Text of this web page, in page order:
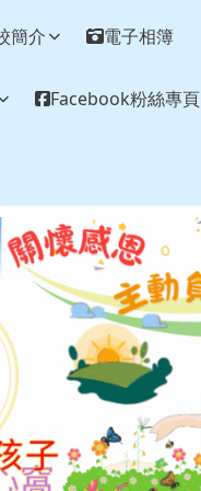
簡介 電子相簿
Facebook粉絲專頁